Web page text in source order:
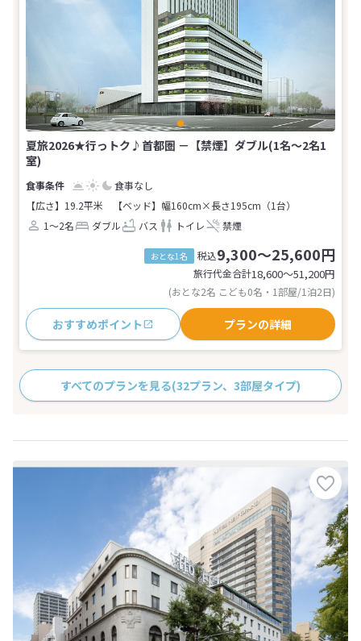
夏旅2026★行っトク♪首都圏 －【禁煙】ダブル(1名～2名1
室)
食事なし
【広さ】19.2平米
【ベッド】幅160cm×長さ195cm（1台）
1～2名
ダブル バス トイレ 禁煙
おとな1名 税込9,300～25,600円
旅行代金合計18,600〜51,200円
(おとな2名 こども0名・1部屋/1泊2日)
おすすめポイント プランの詳細
すべてのプランを見る(32プラン、3部屋タイプ)